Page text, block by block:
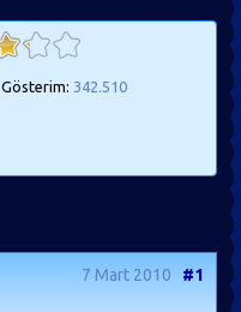
Gösterim: 342.510
7 Mart 2010 #1